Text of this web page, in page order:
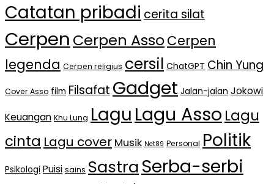
Catatan pribadi cerita silat
Cerpen Cerpen AssoCerpen
legenda Cerpen religius cersil ChatGPT Chin Yung
Cover Asso film Filsafat Gadget Jalan-jalan Jokowi
Keuangan Khu Lung Lagu Lagu Asso Lagu
cinta Lagu cover Musik Net89 Personal Politik
Psikologi Puisi sains SastraSerba-serbi